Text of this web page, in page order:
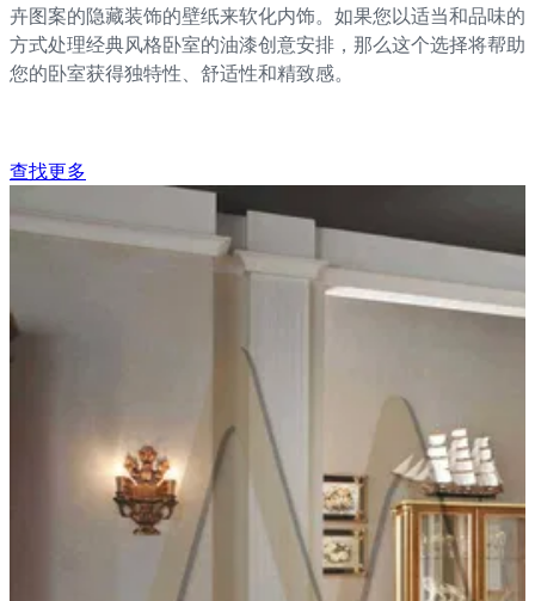
卉图案的隐藏装饰的壁纸来软化内饰。如果您以适当和品味的
方式处理经典风格卧室的油漆创意安排，那么这个选择将帮助
您的卧室获得独特性、舒适性和精致感。
查找更多